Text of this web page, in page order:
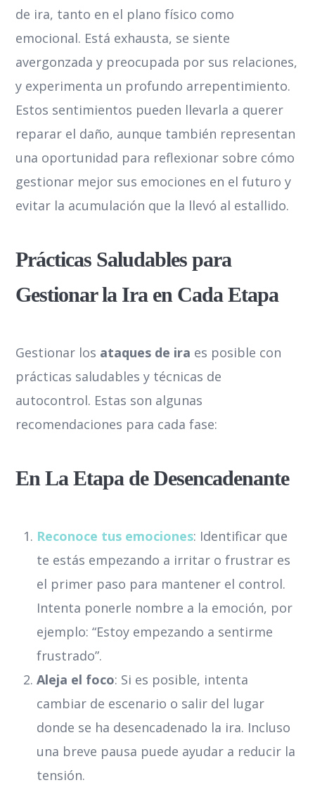
de ira, tanto en el plano físico como
emocional. Está exhausta, se siente
avergonzada y preocupada por sus relaciones,
y experimenta un profundo arrepentimiento.
Estos sentimientos pueden llevarla a querer
reparar el daño, aunque también representan
una oportunidad para reflexionar sobre cómo
gestionar mejor sus emociones en el futuro y
evitar la acumulación que la llevó al estallido.
Prácticas Saludables para
Gestionar la Ira en Cada Etapa
Gestionar los ataques de ira es posible con
prácticas saludables y técnicas de
autocontrol. Estas son algunas
recomendaciones para cada fase:
En La Etapa de Desencadenante
Reconoce tus emociones: Identificar que
te estás empezando a irritar o frustrar es
el primer paso para mantener el control.
Intenta ponerle nombre a la emoción, por
ejemplo: “Estoy empezando a sentirme
frustrado”.
Aleja el foco: Si es posible, intenta
cambiar de escenario o salir del lugar
donde se ha desencadenado la ira. Incluso
una breve pausa puede ayudar a reducir la
tensión.